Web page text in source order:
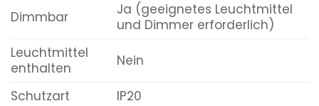
Dimmbar
Ja (geeignetes Leuchtmittel
und Dimmer erforderlich)
Leuchtmittel
enthalten
Nein
Schutzart
IP20